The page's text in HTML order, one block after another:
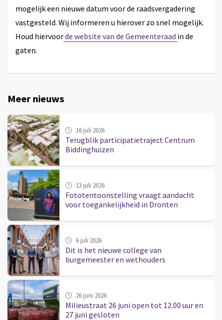
mogelijk een nieuwe datum voor de raadsvergadering
vastgesteld. Wij informeren u hierover zo snel mogelijk.
Houd hiervoorde website van de Gemeenteraad in de
gaten.
Meer nieuws
Terugblik participatietraject Centrum
Biddinghuizen
16 juli 2026
Fototentoonstelling vraagt aandacht
voor toegankelijkheid in Dronten
13 juli 2026
Dit is het nieuwe college van
burgemeester en wethouders
6 juli 2026
Milieustraat 26 juni open tot 12.00 uur en
27 juni gesloten
26 juni 2026